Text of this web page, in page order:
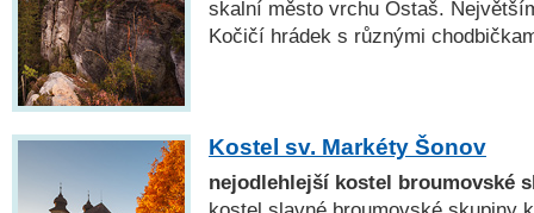
skalní město vrchu Ostaš.
Kočičí hrádek s různými
Kostel sv. Markéty Šonov
nejodlehlejší kostel broumovské